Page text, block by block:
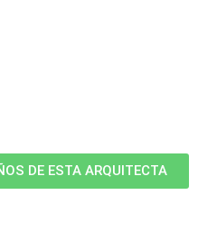
DE ESTA ARQUITECTA